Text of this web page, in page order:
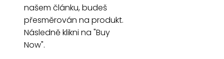
našem článku, budeš
přesměrován na produkt.
Následně klikni na "Buy
Now".